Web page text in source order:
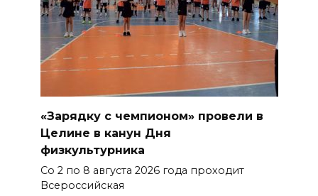
«Зарядку с чемпионом» провели в
Целине в канун Дня
физкультурника
Со 2 по 8 августа 2026 года проходит
Всероссийская